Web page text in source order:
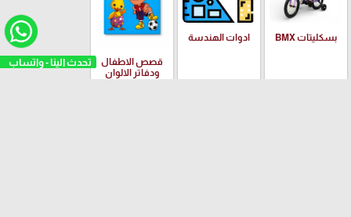
تحدث الينا - واتساب
بسكليتات BMX ادوات الهندسة
قصص الاطفال
ودفاتر الالوان